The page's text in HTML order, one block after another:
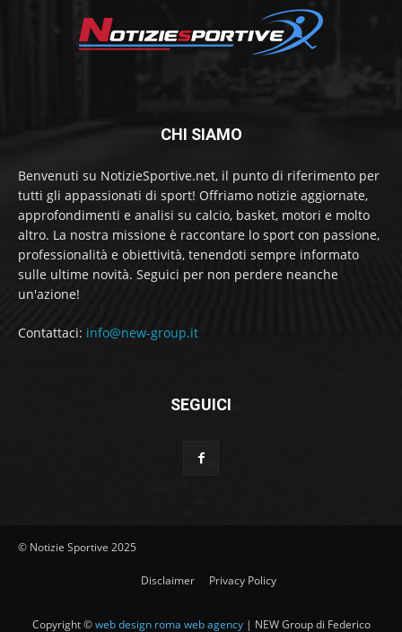
CHI SIAMO
Benvenuti su NotizieSportive.net, il punto di riferimento per
tutti gli appassionati di sport! Offriamo notizie aggiornate,
approfondimenti e analisi su calcio, basket, motori e molto
altro. La nostra missione è raccontare lo sport con passione,
professionalità e obiettività, tenendoti sempre informato
sulle ultime novità. Seguici per non perdere neanche
un'azione!
Contattaci: info@new-group.it
SEGUICI
© Notizie Sportive 2025
Disclaimer Privacy Policy
Copyright ©web design roma web agency| NEW Group di Federico